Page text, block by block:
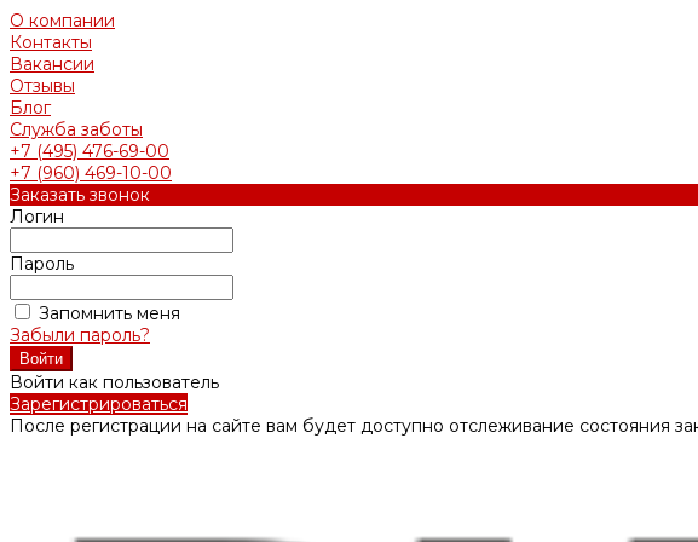
О компании
Контакты
Вакансии
Отзывы
Блог
Служба заботы
+7 (495) 476-69-00
+7 (960) 469-10-00
Заказать звонок
Логин
Пароль
Запомнить меня
Забыли пароль?
Войти как пользователь
Зарегистрироваться
После регистрации на сайте вам будет доступно отслеживание состояния